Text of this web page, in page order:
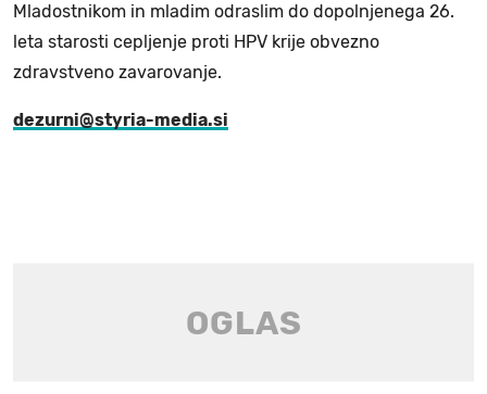
Mladostnikom in mladim odraslim do dopolnjenega 26.
leta starosti cepljenje proti HPV krije obvezno
zdravstveno zavarovanje.
dezurni@styria-media.si